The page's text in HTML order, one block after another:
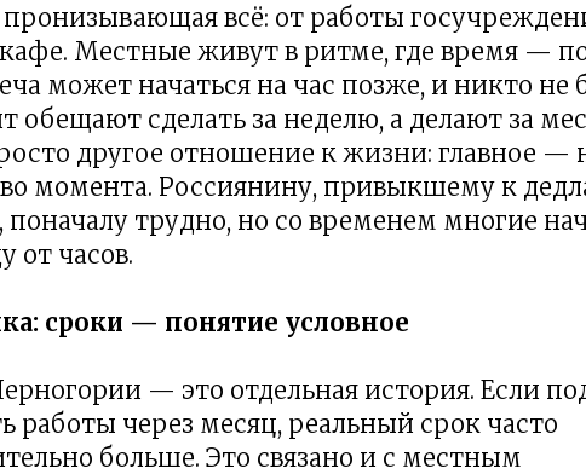
всё: от работы
Местные живут в ритме, где время —
может начаться на час позже, и никто не
обещают сделать за неделю, а делают за
другое отношение к жизни: главное —
момента. Россиянину, привыкшему к
трудно, но со временем многие
от часов.
сроки — понятие условное
— это отдельная история. Если
работы через месяц, реальный срок часто
больше. Это связано и с местным